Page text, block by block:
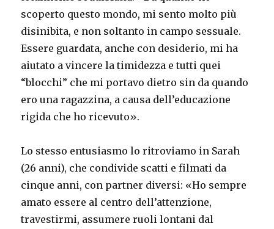
scoperto questo mondo, mi sento molto più
disinibita, e non soltanto in campo sessuale.
Essere guardata, anche con desiderio, mi ha
aiutato a vincere la timidezza e tutti quei
“blocchi” che mi portavo dietro sin da quando
ero una ragazzina, a causa dell’educazione
rigida che ho ricevuto».
Lo stesso entusiasmo lo ritroviamo in Sarah
(26 anni), che condivide scatti e filmati da
cinque anni, con partner diversi: «Ho sempre
amato essere al centro dell’attenzione,
travestirmi, assumere ruoli lontani dal